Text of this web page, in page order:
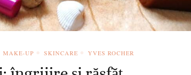
MAKE-UP SKINCARE YVES ROCHER